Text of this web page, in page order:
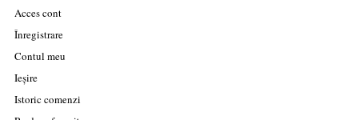
Acces cont
Înregistrare
Contul meu
Ieșire
Istoric comenzi